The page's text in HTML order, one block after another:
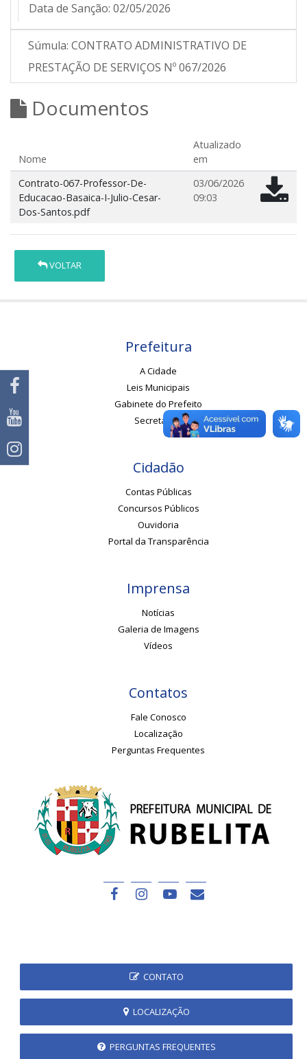
Data de Sanção: 02/05/2026
Súmula: CONTRATO ADMINISTRATIVO DE
PRESTAÇÃO DE SERVIÇOS Nº 067/2026
Documentos
Nome
Atualizado
em
Contrato-067-Professor-De-
Educacao-Basaica-I-Julio-Cesar-
Dos-Santos.pdf
03/06/2026
09:03
VOLTAR
Prefeitura
A Cidade
Leis Municipais
Gabinete do Prefeito
Secretarias
Cidadão
Contas Públicas
Concursos Públicos
Ouvidoria
Portal da Transparência
Imprensa
Notícias
Galeria de Imagens
Vídeos
Contatos
Fale Conosco
Localização
Perguntas Frequentes
CONTATO
LOCALIZAÇÃO
PERGUNTAS FREQUENTES